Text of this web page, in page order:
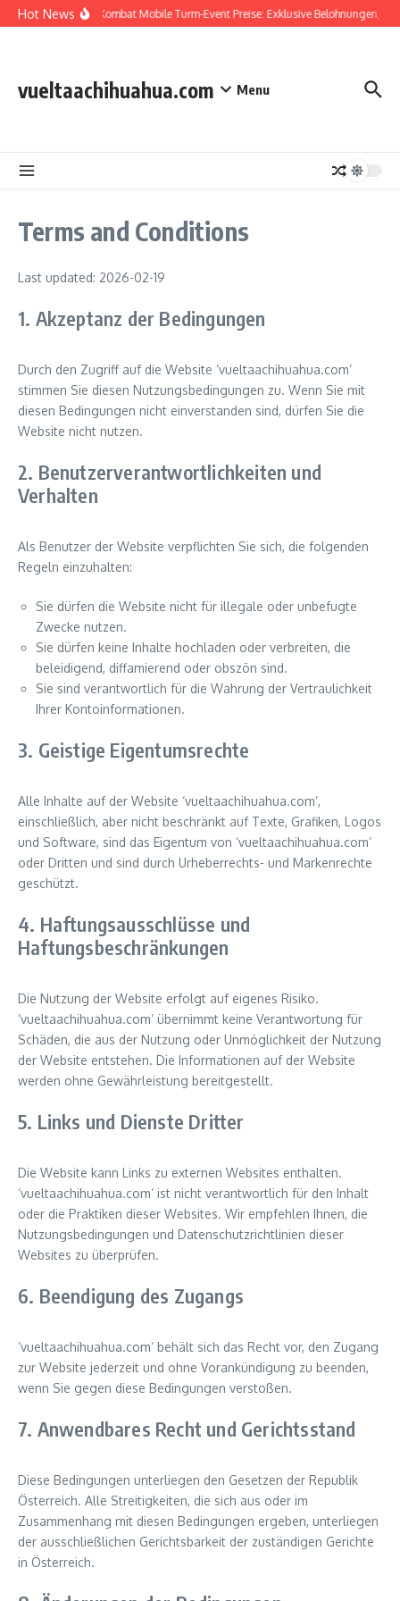
Skip to content
Hot NewsMortal Kombat Mobile Turm-Event Preise: Exklusive Belohnungen,
vueltaachihuahua.com Menu
Terms and Conditions
Last updated: 2026-02-19
1. Akzeptanz der Bedingungen
Durch den Zugriff auf die Website ‘vueltaachihuahua.com’
stimmen Sie diesen Nutzungsbedingungen zu. Wenn Sie mit
diesen Bedingungen nicht einverstanden sind, dürfen Sie die
Website nicht nutzen.
2. Benutzerverantwortlichkeiten und
Verhalten
Als Benutzer der Website verpflichten Sie sich, die folgenden
Regeln einzuhalten:
Sie dürfen die Website nicht für illegale oder unbefugte
Zwecke nutzen.
Sie dürfen keine Inhalte hochladen oder verbreiten, die
beleidigend, diffamierend oder obszön sind.
Sie sind verantwortlich für die Wahrung der Vertraulichkeit
Ihrer Kontoinformationen.
3. Geistige Eigentumsrechte
Alle Inhalte auf der Website ‘vueltaachihuahua.com’,
einschließlich, aber nicht beschränkt auf Texte, Grafiken, Logos
und Software, sind das Eigentum von ‘vueltaachihuahua.com’
oder Dritten und sind durch Urheberrechts- und Markenrechte
geschützt.
4. Haftungsausschlüsse und
Haftungsbeschränkungen
Die Nutzung der Website erfolgt auf eigenes Risiko.
‘vueltaachihuahua.com’ übernimmt keine Verantwortung für
Schäden, die aus der Nutzung oder Unmöglichkeit der Nutzung
der Website entstehen. Die Informationen auf der Website
werden ohne Gewährleistung bereitgestellt.
5. Links und Dienste Dritter
Die Website kann Links zu externen Websites enthalten.
‘vueltaachihuahua.com’ ist nicht verantwortlich für den Inhalt
oder die Praktiken dieser Websites. Wir empfehlen Ihnen, die
Nutzungsbedingungen und Datenschutzrichtlinien dieser
Websites zu überprüfen.
6. Beendigung des Zugangs
‘vueltaachihuahua.com’ behält sich das Recht vor, den Zugang
zur Website jederzeit und ohne Vorankündigung zu beenden,
wenn Sie gegen diese Bedingungen verstoßen.
7. Anwendbares Recht und Gerichtsstand
Diese Bedingungen unterliegen den Gesetzen der Republik
Österreich. Alle Streitigkeiten, die sich aus oder im
Zusammenhang mit diesen Bedingungen ergeben, unterliegen
der ausschließlichen Gerichtsbarkeit der zuständigen Gerichte
in Österreich.